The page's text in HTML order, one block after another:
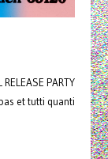
RELEASE PARTY
et tutti quanti